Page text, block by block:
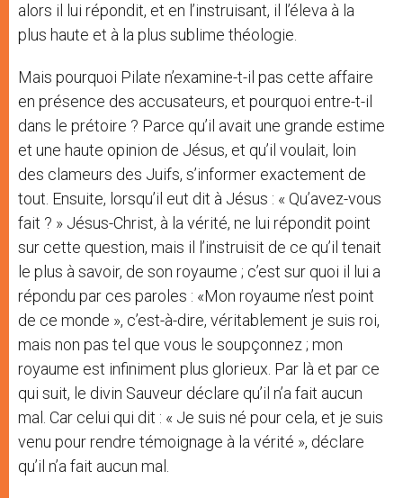
alors il lui répondit, et en l’instruisant, il l’éleva à la
plus haute et à la plus sublime théologie.
Mais pourquoi Pilate n’examine-t-il pas cette affaire
en présence des accusateurs, et pourquoi entre-t-il
dans le prétoire ? Parce qu’il avait une grande estime
et une haute opinion de Jésus, et qu’il voulait, loin
des clameurs des Juifs, s’informer exactement de
tout. Ensuite, lorsqu’il eut dit à Jésus : « Qu’avez-vous
fait ? » Jésus-Christ, à la vérité, ne lui répondit point
sur cette question, mais il l’instruisit de ce qu’il tenait
le plus à savoir, de son royaume ; c’est sur quoi il lui a
répondu par ces paroles : «Mon royaume n’est point
de ce monde », c’est-à-dire, véritablement je suis roi,
mais non pas tel que vous le soupçonnez ; mon
royaume est infiniment plus glorieux. Par là et par ce
qui suit, le divin Sauveur déclare qu’il n’a fait aucun
mal. Car celui qui dit : « Je suis né pour cela, et je suis
venu pour rendre témoignage à la vérité », déclare
qu’il n’a fait aucun mal.